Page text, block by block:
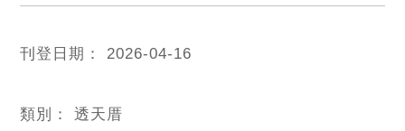
刊登日期： 2026-04-16
類別：透天厝